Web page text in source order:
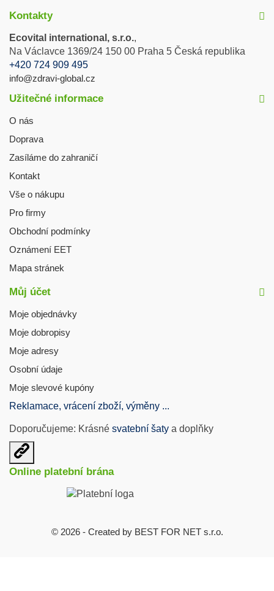
Kontakty
Ecovital international, s.r.o.,
Na Václavce 1369/24 150 00 Praha 5 Česká republika
+420 724 909 495
info@zdravi-global.cz
Užitečné informace
O nás
Doprava
Zasíláme do zahraničí
Kontakt
Vše o nákupu
Pro firmy
Obchodní podmínky
Oznámení EET
Mapa stránek
Můj účet
Moje objednávky
Moje dobropisy
Moje adresy
Osobní údaje
Moje slevové kupóny
Reklamace, vrácení zboží, výměny ...
Doporučujeme: Krásné svatební šaty a doplňky
Otevřit
užitečné
odkazy
Online platební brána
© 2026 - Created by BEST FOR NET s.r.o.